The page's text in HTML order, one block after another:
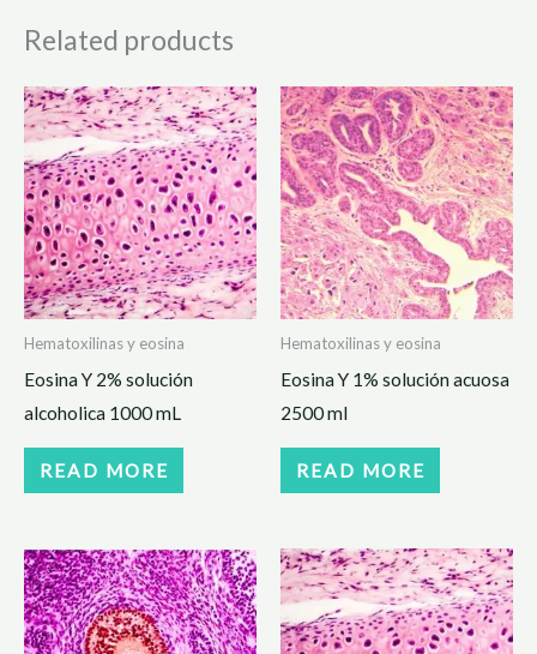
Related products
Hematoxilinas y eosina
Eosina Y 2% solución
alcoholica 1000 mL
READ MORE
Hematoxilinas y eosina
Eosina Y 1% solución acuosa
2500 ml
READ MORE